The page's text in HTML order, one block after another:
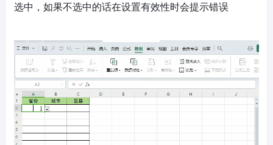
选中，如果不选中的话在设置有效性时会提示错误